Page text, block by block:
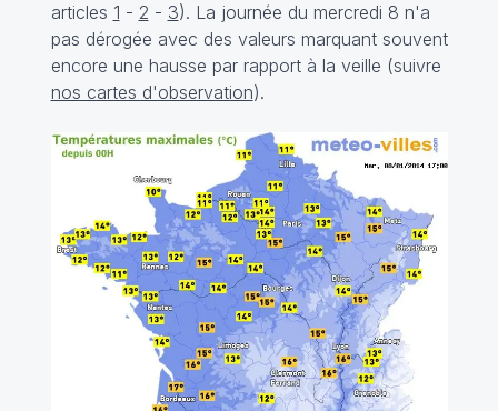
articles 1 - 2 - 3). La journée du mercredi 8 n'a
pas dérogée avec des valeurs marquant souvent
encore une hausse par rapport à la veille (suivre
nos cartes d'observation).